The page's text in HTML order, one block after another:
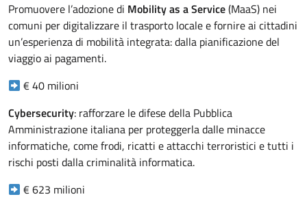
Promuovere l’adozione di Mobility as a Service(MaaS) nei
comuni per digitalizzare il trasporto locale e fornire ai cittadini
un’esperienza di mobilità integrata: dalla pianificazione del
viaggio ai pagamenti.
€ 40 milioni
Cybersecurity: rafforzare le difese della Pubblica
Amministrazione italiana per proteggerla dalle minacce
informatiche, come frodi, ricatti e attacchi terroristici e tutti i
rischi posti dalla criminalità informatica.
€ 623 milioni